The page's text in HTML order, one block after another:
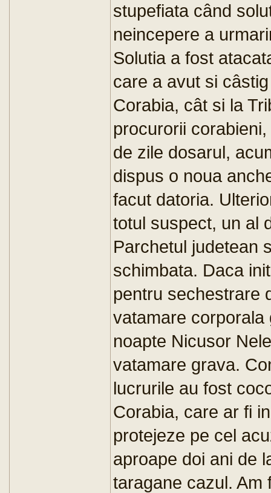
stupefiata când
neincepere a
Solutia a fost
care a avut si
Corabia, cât si la
procurorii
de zile dosarul,
dispus o noua
facut datoria.
totul suspect, un al
Parchetul judetean
schimbata. Daca
pentru sechestrare
vatamare
noapte Nicusor
vatamare grava.
lucrurile au fost
Corabia, care ar fi
protejeze pe cel
aproape doi ani de
taragane cazul. Am